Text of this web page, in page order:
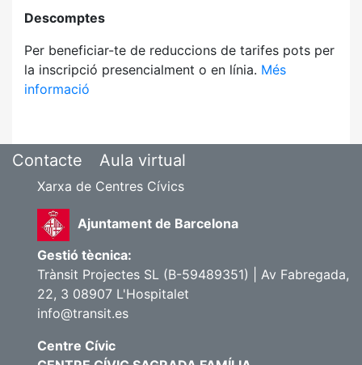
Descomptes
Per beneficiar-te de reduccions de tarifes pots per
la inscripció presencialment o en línia. Més
informació
Contacte Aula virtual
Xarxa de Centres Cívics
Ajuntament de Barcelona
Gestió tècnica:
Trànsit Projectes SL (B-59489351) | Av Fabregada,
22, 3 08907 L'Hospitalet
info@transit.es
Centre Cívic